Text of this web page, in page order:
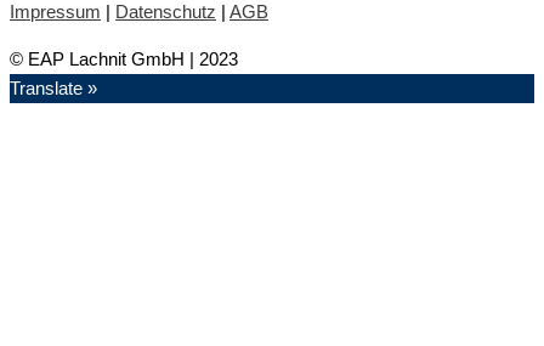
Impressum Datenschutz AGB
© EAP Lachnit GmbH | 2023
Translate »